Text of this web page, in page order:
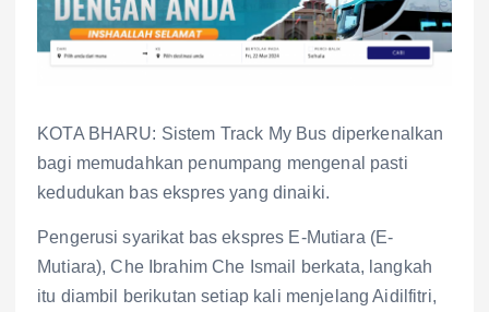
KOTA BHARU: Sistem Track My Bus diperkenalkan
bagi memudahkan penumpang mengenal pasti
kedudukan bas ekspres yang dinaiki.
Pengerusi syarikat bas ekspres E-Mutiara (E-
Mutiara), Che Ibrahim Che Ismail berkata, langkah
itu diambil berikutan setiap kali menjelang Aidilfitri,